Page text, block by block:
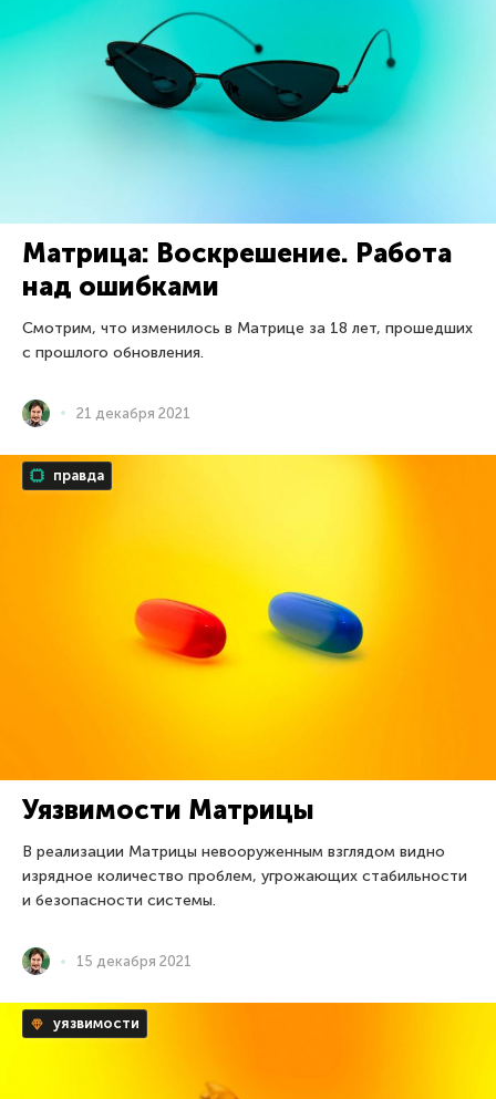
Матрица: Воскрешение. Работа
над ошибками
Смотрим, что изменилось в Матрице за 18 лет, прошедших
с прошлого обновления.
21 декабря 2021
правда
Уязвимости Матрицы
В реализации Матрицы невооруженным взглядом видно
изрядное количество проблем, угрожающих стабильности
и безопасности системы.
15 декабря 2021
уязвимости